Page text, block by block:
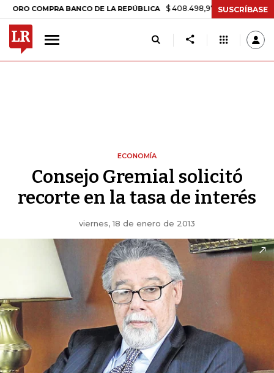
BANCO DE LA REPÚBLICA $ 408.498,97 +$ 8.753,81 +2,19%
SUSCRÍBASE
ECONOMÍA
Consejo Gremial solicitó
recorte en la tasa de interés
viernes, 18 de enero de 2013